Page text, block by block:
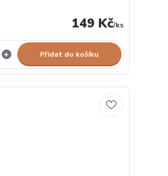
149 Kč/ks
Přidat do košíku